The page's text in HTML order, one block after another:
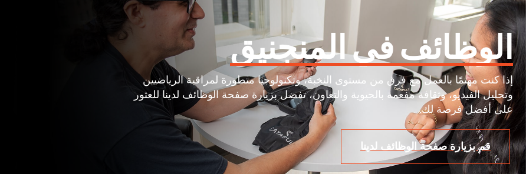
الوظائف في المنجنيق
إذا كنت مهتمًا بالعمل مع فرق من مستوى النخبة، وتكنولوجيا متطورة لمراقبة الرياضيين
وتحليل الفيديو، وثقافة مفعمة بالحيوية والتعاون، تفضل بزيارة صفحة الوظائف لدينا للعثور
على أفضل فرصة لك.
قم بزيارة صفحة الوظائف لدينا